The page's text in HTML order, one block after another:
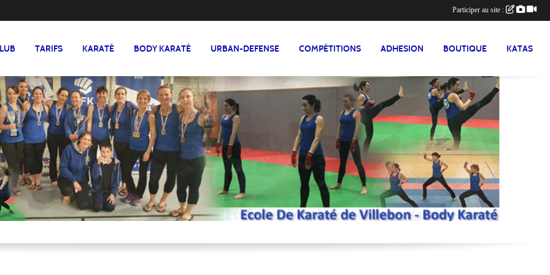
TARIFS KARATÉ BODY KARATÉ URBAN-DEFENSE COMPÉTITIONS ADHESION BOUTIQUE KATAS
Participer au site :